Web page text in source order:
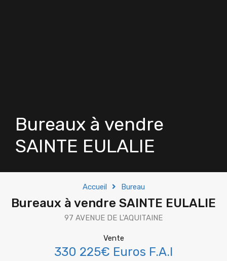
Bureaux à vendre
SAINTE EULALIE
Accueil Bureau
Bureaux à vendre SAINTE EULALIE
97 AVENUE DE L'AQUITAINE
Vente
330 225€ Euros F.A.I